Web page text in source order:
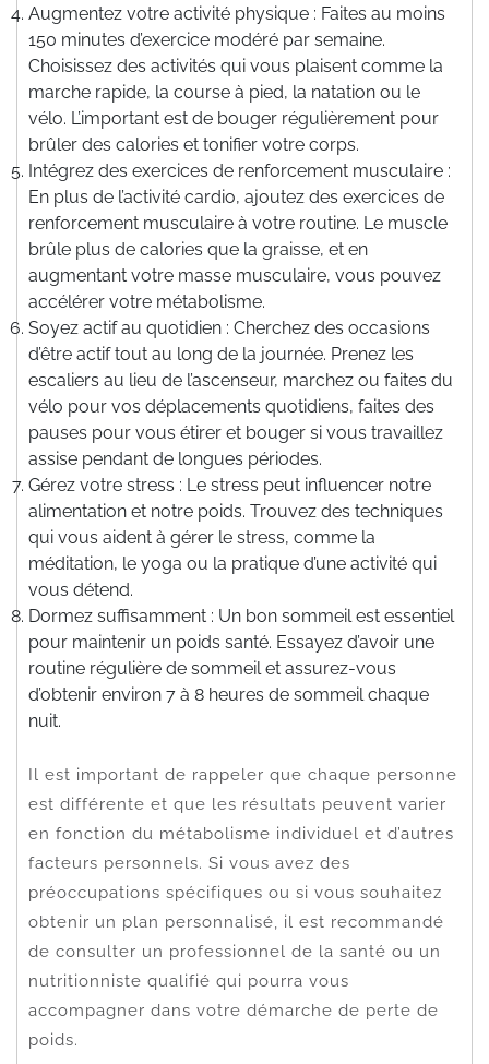
Augmentez votre activité physique : Faites au moins
150 minutes d’exercice modéré par semaine.
Choisissez des activités qui vous plaisent comme la
marche rapide, la course à pied, la natation ou le
vélo. L’important est de bouger régulièrement pour
brûler des calories et tonifier votre corps.
Intégrez des exercices de renforcement musculaire :
En plus de l’activité cardio, ajoutez des exercices de
renforcement musculaire à votre routine. Le muscle
brûle plus de calories que la graisse, et en
augmentant votre masse musculaire, vous pouvez
accélérer votre métabolisme.
Soyez actif au quotidien : Cherchez des occasions
d’être actif tout au long de la journée. Prenez les
escaliers au lieu de l’ascenseur, marchez ou faites du
vélo pour vos déplacements quotidiens, faites des
pauses pour vous étirer et bouger si vous travaillez
assise pendant de longues périodes.
Gérez votre stress : Le stress peut influencer notre
alimentation et notre poids. Trouvez des techniques
qui vous aident à gérer le stress, comme la
méditation, le yoga ou la pratique d’une activité qui
vous détend.
Dormez suffisamment : Un bon sommeil est essentiel
pour maintenir un poids santé. Essayez d’avoir une
routine régulière de sommeil et assurez-vous
d’obtenir environ 7 à 8 heures de sommeil chaque
nuit.
Il est important de rappeler que chaque personne
est différente et que les résultats peuvent varier
en fonction du métabolisme individuel et d’autres
facteurs personnels. Si vous avez des
préoccupations spécifiques ou si vous souhaitez
obtenir un plan personnalisé, il est recommandé
de consulter un professionnel de la santé ou un
nutritionniste qualifié qui pourra vous
accompagner dans votre démarche de perte de
poids.